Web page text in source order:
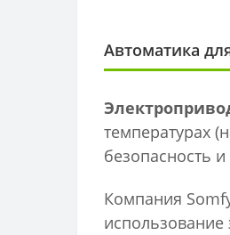
Автоматика
температурах
безопасность
Компания